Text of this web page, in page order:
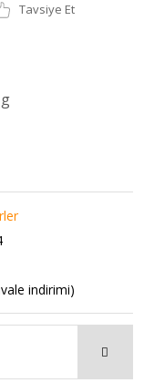
Tavsiye Et
indirimi)